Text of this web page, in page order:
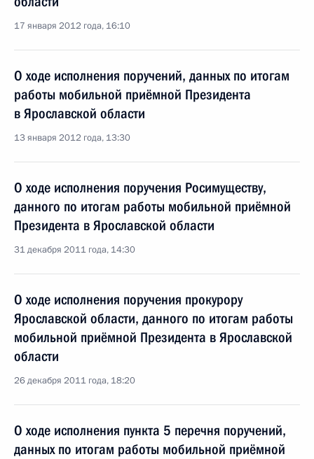
17 января 2012 года, 16:10
О ходе исполнения поручений, данных по итогам
работы мобильной приёмной Президента
в Ярославской области
13 января 2012 года, 13:30
О ходе исполнения поручения Росимуществу,
данного по итогам работы мобильной приёмной
Президента в Ярославской области
31 декабря 2011 года, 14:30
О ходе исполнения поручения прокурору
Ярославской области, данного по итогам работы
мобильной приёмной Президента в Ярославской
области
26 декабря 2011 года, 18:20
О ходе исполнения пункта 5 перечня поручений,
данных по итогам работы мобильной приёмной